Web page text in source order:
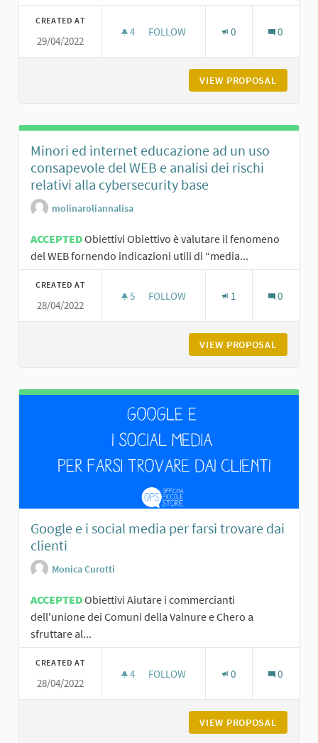
CREATED AT
29/04/2022
4 4 FOLLOWERS
FOLLOW 0 0
VIEW PROPOSAL
Minori ed internet educazione ad un uso
consapevole del WEB e analisi dei rischi
relativi alla cybersecurity base
molinaroliannalisa
ACCEPTEDObiettivi Obiettivo è valutare il fenomeno
del WEB fornendo indicazioni utili di “media...
CREATED AT
28/04/2022
5 5 FOLLOWERS
FOLLOW 1 0
VIEW PROPOSAL
Google e i social media per farsi trovare dai
clienti
Monica Curotti
ACCEPTEDObiettivi Aiutare i commercianti
dell'unione dei Comuni della Valnure e Chero a
sfruttare al...
CREATED AT
28/04/2022
4 4 FOLLOWERS
FOLLOW 0 0
VIEW PROPOSAL